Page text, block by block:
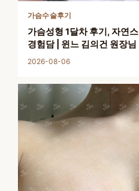
가슴수술후기
가슴성형 1달차 후기, 자연
경험담 | 윈느 김의건 원장님
2026-08-06